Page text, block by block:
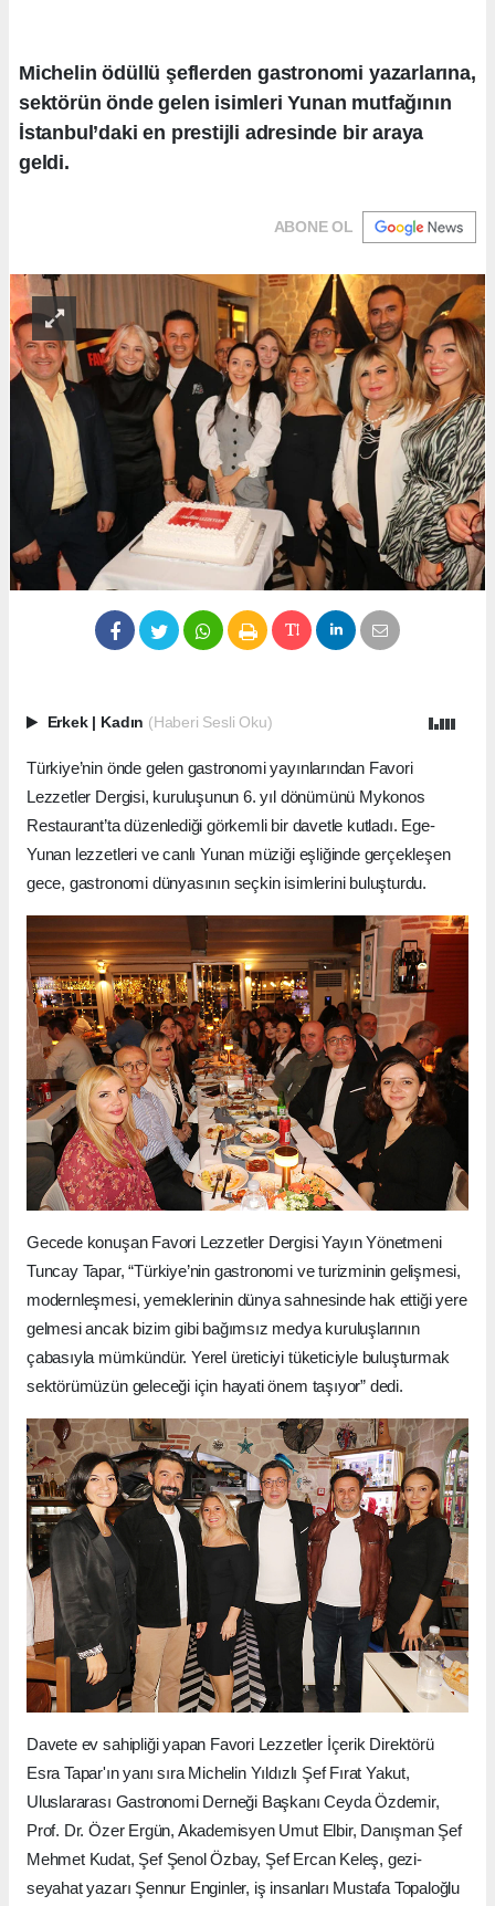
Michelin ödüllü şeflerden gastronomi yazarlarına,
sektörün önde gelen isimleri Yunan mutfağının
İstanbul’daki en prestijli adresinde bir araya
geldi.
ABONE OL
Erkek Kadın (Haberi Sesli Oku)
Türkiye’nin önde gelen gastronomi yayınlarından Favori
Lezzetler Dergisi, kuruluşunun 6. yıl dönümünü Mykonos
Restaurant’ta düzenlediği görkemli bir davetle kutladı. Ege-
Yunan lezzetleri ve canlı Yunan müziği eşliğinde gerçekleşen
gece, gastronomi dünyasının seçkin isimlerini buluşturdu.
Gecede konuşan Favori Lezzetler Dergisi Yayın Yönetmeni
Tuncay Tapar, “Türkiye’nin gastronomi ve turizminin gelişmesi,
modernleşmesi, yemeklerinin dünya sahnesinde hak ettiği yere
gelmesi ancak bizim gibi bağımsız medya kuruluşlarının
çabasıyla mümkündür. Yerel üreticiyi tüketiciyle buluşturmak
sektörümüzün geleceği için hayati önem taşıyor” dedi.
Davete ev sahipliği yapan Favori Lezzetler İçerik Direktörü
Esra Tapar'ın yanı sıra Michelin Yıldızlı Şef Fırat Yakut,
Uluslararası Gastronomi Derneği Başkanı Ceyda Özdemir,
Prof. Dr. Özer Ergün, Akademisyen Umut Elbir, Danışman Şef
Mehmet Kudat, Şef Şenol Özbay, Şef Ercan Keleş, gezi-
seyahat yazarı Şennur Enginler, iş insanları Mustafa Topaloğlu